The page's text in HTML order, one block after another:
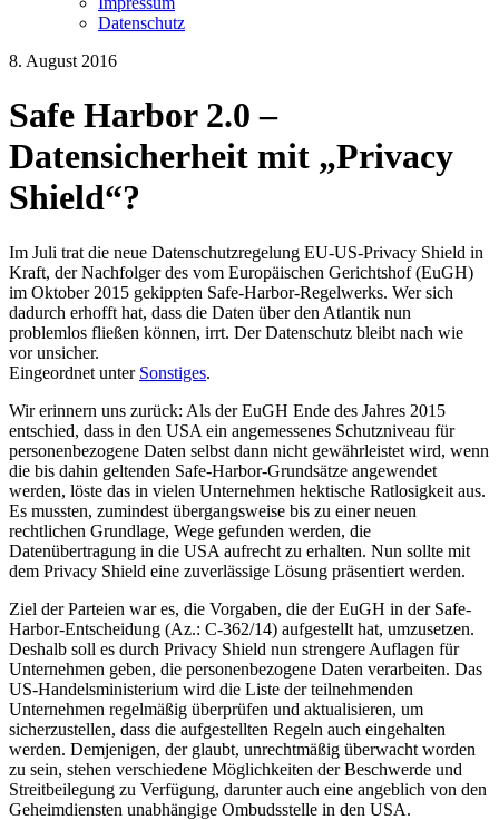
Datenschutz
8. August 2016
Safe Harbor 2.0 –
Datensicherheit mit „Privacy
Shield“?
Im Juli trat die neue Datenschutzregelung EU-US-Privacy Shield in
Kraft, der Nachfolger des vom Europäischen Gerichtshof (EuGH)
im Oktober 2015 gekippten Safe-Harbor-Regelwerks. Wer sich
dadurch erhofft hat, dass die Daten über den Atlantik nun
problemlos fließen können, irrt. Der Datenschutz bleibt nach wie
vor unsicher.
Eingeordnet unter Sonstiges.
Wir erinnern uns zurück: Als der EuGH Ende des Jahres 2015
entschied, dass in den USA ein angemessenes Schutzniveau für
personenbezogene Daten selbst dann nicht gewährleistet wird, wenn
die bis dahin geltenden Safe-Harbor-Grundsätze angewendet
werden, löste das in vielen Unternehmen hektische Ratlosigkeit aus.
Es mussten, zumindest übergangsweise bis zu einer neuen
rechtlichen Grundlage, Wege gefunden werden, die
Datenübertragung in die USA aufrecht zu erhalten. Nun sollte mit
dem Privacy Shield eine zuverlässige Lösung präsentiert werden.
Ziel der Parteien war es, die Vorgaben, die der EuGH in der Safe-
Harbor-Entscheidung (Az.: C-362/14) aufgestellt hat, umzusetzen.
Deshalb soll es durch Privacy Shield nun strengere Auflagen für
Unternehmen geben, die personenbezogene Daten verarbeiten. Das
US-Handelsministerium wird die Liste der teilnehmenden
Unternehmen regelmäßig überprüfen und aktualisieren, um
sicherzustellen, dass die aufgestellten Regeln auch eingehalten
werden. Demjenigen, der glaubt, unrechtmäßig überwacht worden
zu sein, stehen verschiedene Möglichkeiten der Beschwerde und
Streitbeilegung zu Verfügung, darunter auch eine angeblich von den
Geheimdiensten unabhängige Ombudsstelle in den USA.